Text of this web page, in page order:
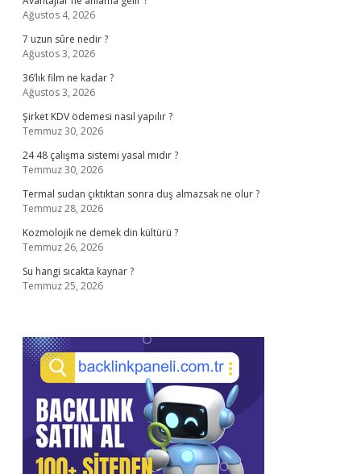
Ağustos 4, 2026
7 uzun sûre nedir ?
Ağustos 3, 2026
36’lık film ne kadar ?
Ağustos 3, 2026
Şirket KDV ödemesi nasıl yapılır ?
Temmuz 30, 2026
24 48 çalışma sistemi yasal mıdır ?
Temmuz 30, 2026
Termal sudan çıktıktan sonra duş almazsak ne olur ?
Temmuz 28, 2026
Kozmolojik ne demek din kültürü ?
Temmuz 26, 2026
Su hangi sıcakta kaynar ?
Temmuz 25, 2026